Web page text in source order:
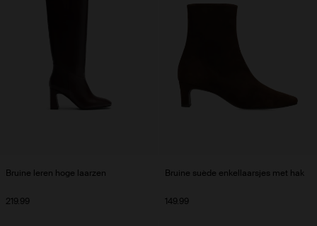
Bruine leren hoge laarzen
219.99
Bruine suède enkellaarsjes met hak
149.99